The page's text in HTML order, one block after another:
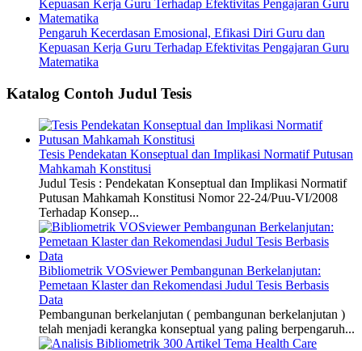
Pengaruh Kecerdasan Emosional, Efikasi Diri Guru dan
Kepuasan Kerja Guru Terhadap Efektivitas Pengajaran Guru
Matematika
Katalog Contoh Judul Tesis
Tesis Pendekatan Konseptual dan Implikasi Normatif Putusan
Mahkamah Konstitusi
Judul Tesis : Pendekatan Konseptual dan Implikasi Normatif
Putusan Mahkamah Konstitusi Nomor 22-24/Puu-VI/2008
Terhadap Konsep...
Bibliometrik VOSviewer Pembangunan Berkelanjutan:
Pemetaan Klaster dan Rekomendasi Judul Tesis Berbasis
Data
Pembangunan berkelanjutan ( pembangunan berkelanjutan )
telah menjadi kerangka konseptual yang paling berpengaruh...